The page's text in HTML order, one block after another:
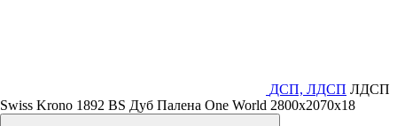
ДСП, ЛДСП ЛДСП
Swiss Krono 1892 BS Дуб Палена One World 2800х2070х18